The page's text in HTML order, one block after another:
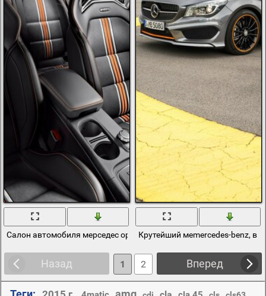
Салон автомобиля мерседес оранжевый с чёрным
Крутейший меmercedes-benz, в
Назад Вперед
1 2